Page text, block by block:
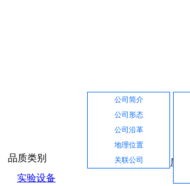
公司简介
公司形态
公司沿革
地理位置
关联公司
品质类别
实验设备
品质保